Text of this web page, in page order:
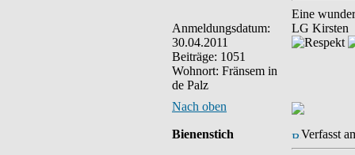
Anmeldungsdatum:
30.04.2011
Beiträge: 1051
Wohnort: Fränsem in
de Palz
Eine
LG Kirsten
Nach oben
Bienenstich Verfasst